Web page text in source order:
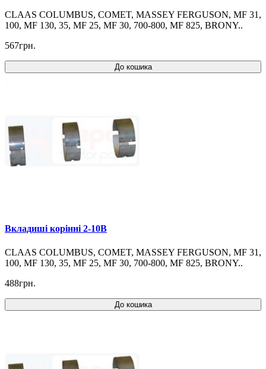
CLAAS COLUMBUS, COMET, MASSEY FERGUSON, MF 31,
100, MF 130, 35, MF 25, MF 30, 700-800, MF 825, BRONY..
567грн.
До кошика
Вкладиші корінні 2-10B
CLAAS COLUMBUS, COMET, MASSEY FERGUSON, MF 31,
100, MF 130, 35, MF 25, MF 30, 700-800, MF 825, BRONY..
488грн.
До кошика